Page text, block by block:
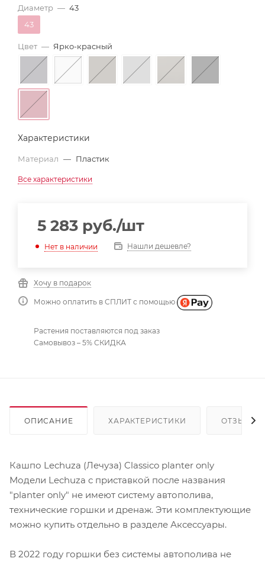
Диаметр — 43
43
Цвет — Ярко-красный
Характеристики
Материал — Пластик
Все характеристики
5 283 руб./шт
Нет в наличии Нашли дешевле?
Хочу в подарок
Можно оплатить в СПЛИТ с помощью
Растения поставляются под заказ
Самовывоз – 5% СКИДКА
ОПИСАНИЕ ХАРАКТЕРИСТИКИ ОТЗЫВЫ
Кашпо Lechuza (Лечуза) Classico planter only
Модели Lechuza с приставкой после названия
"planter only" не имеют систему автополива,
технические горшки и дренаж. Эти комплектующие
можно купить отдельно в разделе Аксессуары.
В 2022 году горшки без системы автополива не